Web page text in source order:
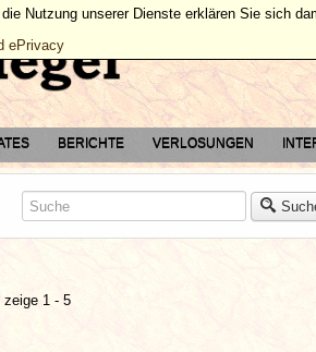
BERICHTE VERLOSUNGEN
zeige 1 - 5
Nutzung unserer Dienste erklären Sie sich
ePrivacy